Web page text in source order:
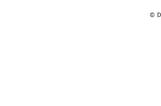
©